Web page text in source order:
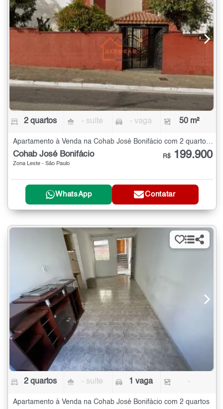
2 quartos - suíte - vaga 50 m²
Cohab José Bonifácio
Zona Leste - São Paulo
R$ 199.900
WhatsApp Contatar
2 quartos - suíte 1 vaga -
Apartamento à Venda na Cohab José Bonifácio com 2 quartos